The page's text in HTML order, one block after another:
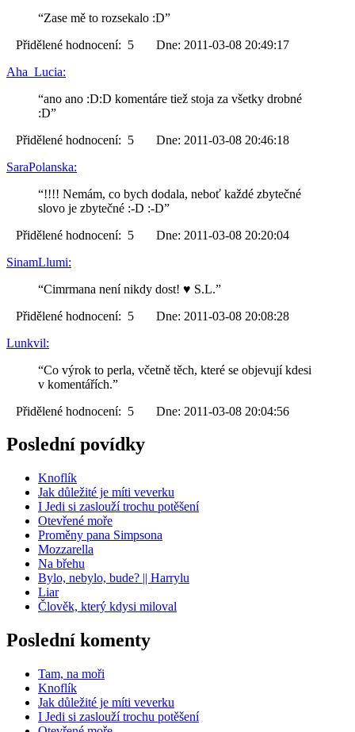
“Zase mě to rozsekalo :D”
Přidělené hodnocení: 5 Dne: 2011-03-08 20:49:17
Aha_Lucia:
“ano ano :D:D komentáre tiež stoja za všetky drobné
:D”
Přidělené hodnocení: 5 Dne: 2011-03-08 20:46:18
SaraPolanska:
“!!!! Nemám, co bych dodala, neboť každé zbytečné
slovo je zbytečné :-D :-D”
Přidělené hodnocení: 5 Dne: 2011-03-08 20:20:04
SinamLlumi:
“Cimrmana není nikdy dost! ♥ S.L.”
Přidělené hodnocení: 5 Dne: 2011-03-08 20:08:28
Lunkvil:
“Co výrok to perla, včetně těch, které se objevují kdesi
v komentářích.”
Přidělené hodnocení: 5 Dne: 2011-03-08 20:04:56
Poslední povídky
Knoflík
Jak důležité je míti veverku
I Jedi si zaslouží trochu potěšení
Otevřené moře
Proměny pana Simpsona
Mozzarella
Na břehu
Bylo, nebylo, bude? || Harrylu
Liar
Člověk, který kdysi miloval
Poslední komenty
Tam, na moři
Knoflík
Jak důležité je míti veverku
I Jedi si zaslouží trochu potěšení